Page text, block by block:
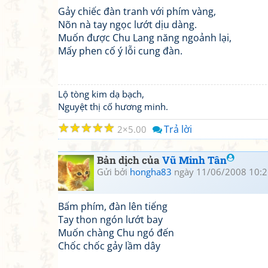
Gảy chiếc đàn tranh với phím vàng,
Nõn nà tay ngọc lướt dịu dàng.
Muốn được Chu Lang năng ngoảnh lại,
Mấy phen cố ý lỗi cung đàn.
Lộ tòng kim dạ bạch,
Nguyệt thị cố hương minh.
☆
☆
☆
☆
☆ 2 5.00 Trả lời
Bản dịch củaVũ Minh Tân
Gửi bởi hongha83 ngày 11/06/2008
Bấm phím, đàn lên tiếng
Tay thon ngón lướt bay
Muốn chàng Chu ngó đến
Chốc chốc gảy lầm dây